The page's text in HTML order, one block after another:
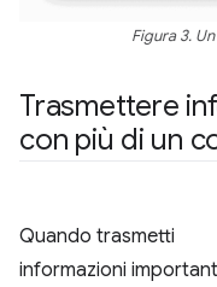
Figura 3.
Trasmettere
con più di un
Quando trasmetti
informazioni